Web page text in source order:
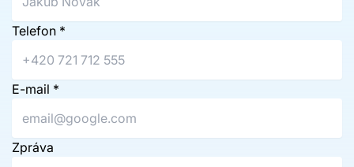
Telefon *
E-mail *
Zpráva